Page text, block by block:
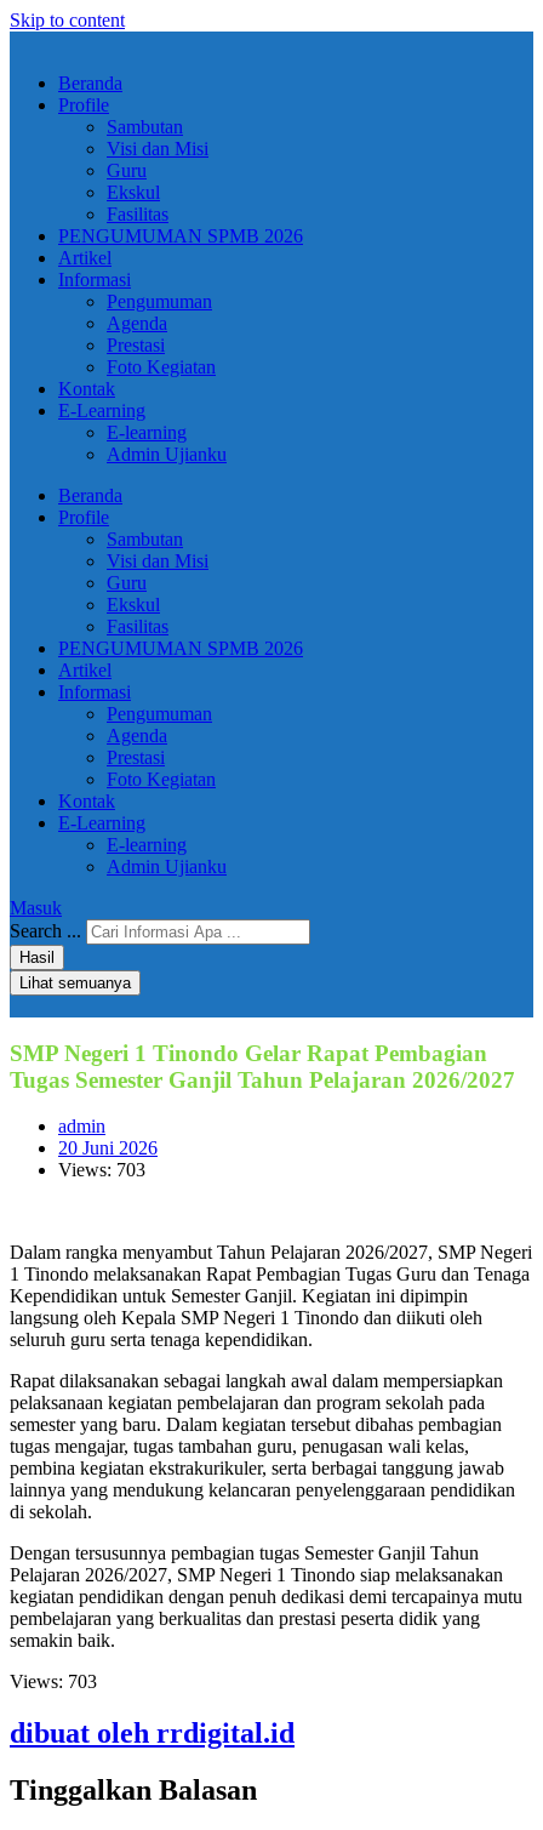
Skip to content
Beranda
Profile
Sambutan
Visi dan Misi
Guru
Ekskul
Fasilitas
PENGUMUMAN SPMB 2026
Artikel
Informasi
Pengumuman
Agenda
Prestasi
Foto Kegiatan
Kontak
E-Learning
E-learning
Admin Ujianku
Beranda
Profile
Sambutan
Visi dan Misi
Guru
Ekskul
Fasilitas
PENGUMUMAN SPMB 2026
Artikel
Informasi
Pengumuman
Agenda
Prestasi
Foto Kegiatan
Kontak
E-Learning
E-learning
Admin Ujianku
Masuk
Search ...
Hasil
Lihat semuanya
SMP Negeri 1 Tinondo Gelar Rapat Pembagian
Tugas Semester Ganjil Tahun Pelajaran 2026/2027
admin
20 Juni 2026
Views: 703
Dalam rangka menyambut Tahun Pelajaran 2026/2027, SMP Negeri
1 Tinondo melaksanakan Rapat Pembagian Tugas Guru dan Tenaga
Kependidikan untuk Semester Ganjil. Kegiatan ini dipimpin
langsung oleh Kepala SMP Negeri 1 Tinondo dan diikuti oleh
seluruh guru serta tenaga kependidikan.
Rapat dilaksanakan sebagai langkah awal dalam mempersiapkan
pelaksanaan kegiatan pembelajaran dan program sekolah pada
semester yang baru. Dalam kegiatan tersebut dibahas pembagian
tugas mengajar, tugas tambahan guru, penugasan wali kelas,
pembina kegiatan ekstrakurikuler, serta berbagai tanggung jawab
lainnya yang mendukung kelancaran penyelenggaraan pendidikan
di sekolah.
Dengan tersusunnya pembagian tugas Semester Ganjil Tahun
Pelajaran 2026/2027, SMP Negeri 1 Tinondo siap melaksanakan
kegiatan pendidikan dengan penuh dedikasi demi tercapainya mutu
pembelajaran yang berkualitas dan prestasi peserta didik yang
semakin baik.
Views: 703
dibuat oleh rrdigital.id
Tinggalkan Balasan